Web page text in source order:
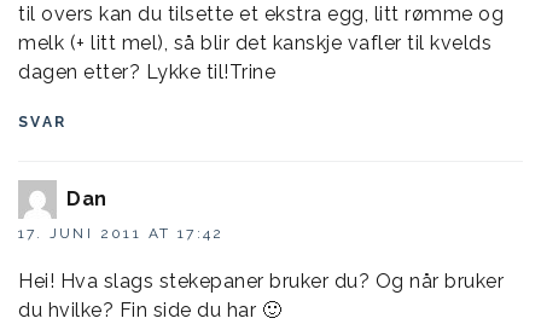
til overs kan du tilsette et ekstra egg, litt rømme og
melk (+ litt mel), så blir det kanskje vafler til kvelds
dagen etter? Lykke til!Trine
SVAR
Dan
17. JUNI 2011 AT 17:42
Hei! Hva slags stekepaner bruker du? Og når bruker
du hvilke? Fin side du har 🙂